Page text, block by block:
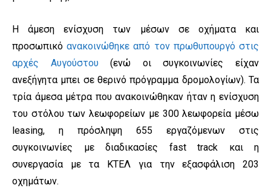
Η άμεση ενίσχυση των μέσων σε οχήματα και
προσωπικόανακοινώθηκε από τον πρωθυπουργό στις
αρχές Αυγούστου (ενώ οι συγκοινωνίες είχαν
ανεξήγητα μπει σε θερινό πρόγραμμα δρομολογίων). Τα
τρία άμεσα μέτρα που ανακοινώθηκαν ήταν η ενίσχυση
του στόλου των λεωφορείων με 300 λεωφορεία μέσω
leasing, η πρόσληψη 655 εργαζόμενων στις
συγκοινωνίες με διαδικασίες fast track και η
συνεργασία με τα ΚΤΕΛ για την εξασφάλιση 203
οχημάτων.